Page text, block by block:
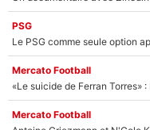
PSG
Mercato Football
Mercato Football